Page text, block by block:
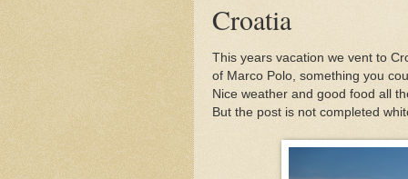
Croatia
This years vacation we vent to
of Marco Polo, something you
Nice weather and good food all
But the post is not completed